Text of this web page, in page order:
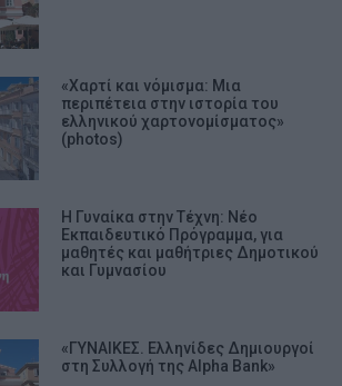
«Χαρτί και νόμισμα: Μια
περιπέτεια στην ιστορία του
ελληνικού χαρτονομίσματος»
(photos)
Η Γυναίκα στην Τέχνη: Νέο
Εκπαιδευτικό Πρόγραμμα, για
μαθητές και μαθήτριες Δημοτικού
και Γυμνασίου
«ΓΥΝΑΙΚΕΣ. Ελληνίδες Δημιουργοί
στη Συλλογή της Alpha Bank»